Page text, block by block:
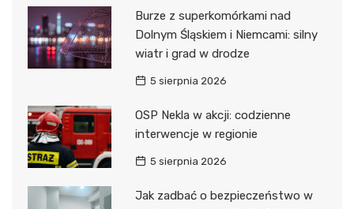
Burze z superkomórkami nad
Dolnym Śląskiem i Niemcami: silny
wiatr i grad w drodze
5 sierpnia 2026
OSP Nekla w akcji: codzienne
interwencje w regionie
5 sierpnia 2026
Jak zadbać o bezpieczeństwo w